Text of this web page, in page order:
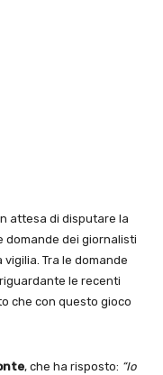
attesa di disputare la
domande dei giornalisti
Tra le domande
le recenti
che con questo gioco
, che ha risposto: “Io